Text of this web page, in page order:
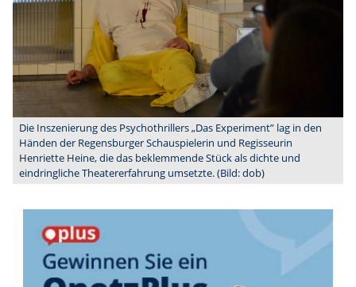
Die Inszenierung des Psychothrillers „Das Experiment” lag in den
Händen der Regensburger Schauspielerin und Regisseurin
Henriette Heine, die das beklemmende Stück als dichte und
eindringliche Theatererfahrung umsetzte. (Bild: dob)